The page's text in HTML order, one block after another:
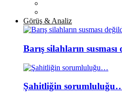
Görüş & Analiz
Barış silahların
Şahitliğin